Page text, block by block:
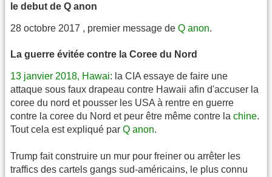
le debut de Q anon
28 octobre 2017 , premier message de Q anon.
La guerre évitée contre la Coree du Nord
13 janvier 2018, Hawai: la CIA essaye de faire une
attaque sous faux drapeau contre Hawaii afin d'accuser la
coree du nord et pousser les USA à rentre en guerre
contre la coree du Nord et peur être même contre la chine.
Tout cela est expliqué par Q anon.
Trump fait construire un mur pour freiner ou arrêter les
traffics des cartels gangs sud-américains, le plus connu